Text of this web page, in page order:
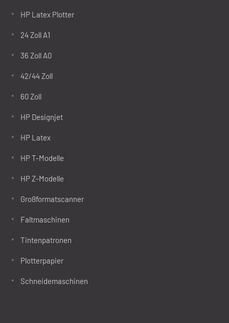
HP Latex Plotter
24 Zoll A1
36 Zoll A0
42/44 Zoll
60 Zoll
HP Designjet
HP Latex
HP T-Modelle
HP Z-Modelle
Großformatscanner
Faltmaschinen
Tintenpatronen
Plotterpapier
Schneidemaschinen